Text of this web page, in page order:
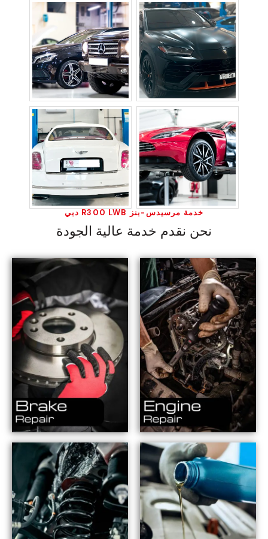
خدمة مرسيدس-بنز R300 LWB دبي
نحن نقدم خدمة عالية الجودة